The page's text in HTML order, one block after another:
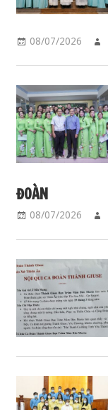
08/07/2026
ĐOÀN
08/07/2026